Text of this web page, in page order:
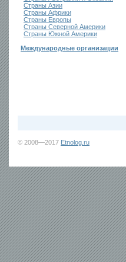
Страны Азии
Страны Африки
Страны Европы
Страны Северной Америки
Страны Южной Америки
Международные организации
© 2008—2017 Etnolog.ru